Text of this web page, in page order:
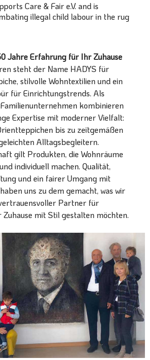
Care & Fair e.V. and is
illegal child labour in the rug
Jahre Erfahrung für Ihr Zuhause
steht der Name HADYS für
stilvolle Wohntextilien und ein
für Einrichtungstrends. Als
kombinieren
Expertise mit moderner Vielfalt:
bis zu zeitgemäßen
Alltagsbegleitern.
gilt Produkten, die Wohnräume
individuell machen. Qualität,
und ein fairer Umgang mit
uns zu dem gemacht, was wir
Partner für
Zuhause mit Stil gestalten möchten.